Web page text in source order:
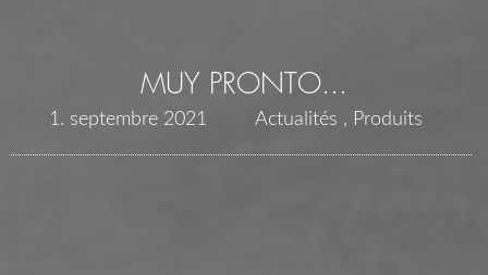
MUY PRONTO...
1. septembre 2021 Actualités Produits